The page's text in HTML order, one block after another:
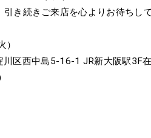
き続きご来店を心よりお待ちして
区西中島5-16-1 JR新大阪駅3F